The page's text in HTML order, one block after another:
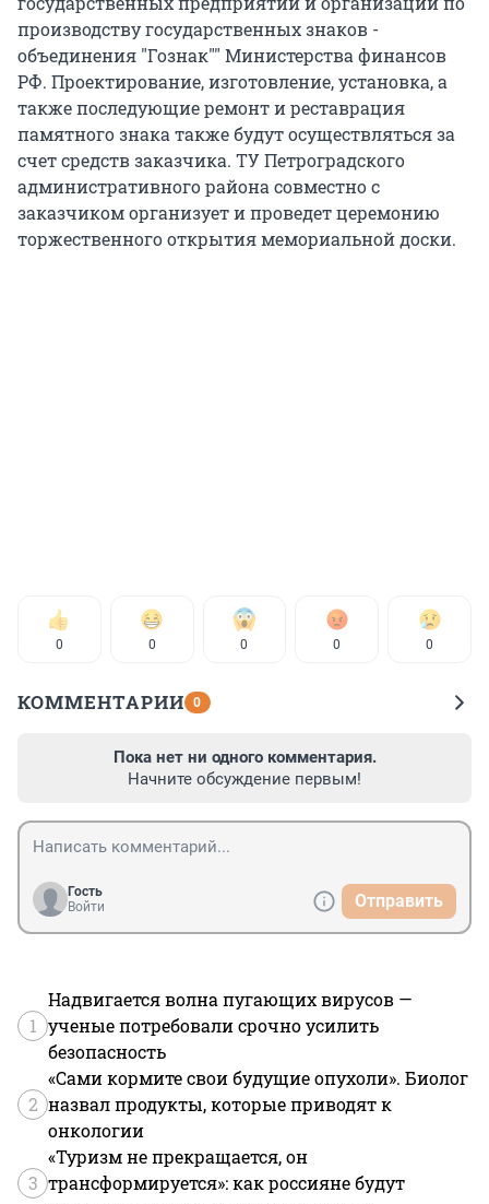
производству государственных знаков -
объединения "Гознак"" Министерства финансов
РФ. Проектирование, изготовление, установка, а
также последующие ремонт и реставрация
памятного знака также будут осуществляться за
счет средств заказчика. ТУ Петроградского
административного района совместно с
заказчиком организует и проведет церемонию
торжественного открытия мемориальной доски.
0 0 0 0 0
КОММЕНТАРИИ 0
Пока нет ни одного комментария.
Начните обсуждение первым!
Гость
Войти
Отправить
1
Надвигается волна пугающих вирусов —
ученые потребовали срочно усилить
безопасность
2
«Сами кормите свои будущие опухоли». Биолог
назвал продукты, которые приводят к
онкологии
3
«Туризм не прекращается, он
трансформируется»: как россияне будут